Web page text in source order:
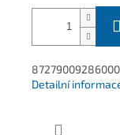
Detailní